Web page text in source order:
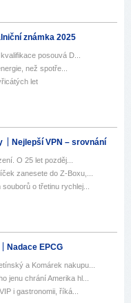
známka 2025
posouvá D...
než spotře...
let
Nejlepší VPN – srovnání
O 25 let pozděj...
zanesete do Z-Boxu,...
o třetinu rychlej...
Nadace EPCG
a Komárek nakupu...
jenu chrání Amerika hl...
i gastronomii, říká...